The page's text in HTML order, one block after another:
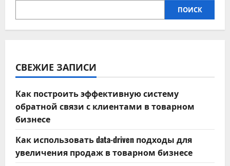
ПОИСК
СВЕЖИЕ ЗАПИСИ
Как построить эффективную систему
обратной связи с клиентами в товарном
бизнесе
Как использовать data-driven подходы для
увеличения продаж в товарном бизнесе